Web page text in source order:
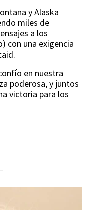
y Alaska
miles de
a los
con una exigencia
en nuestra
poderosa, y juntos
victoria para los